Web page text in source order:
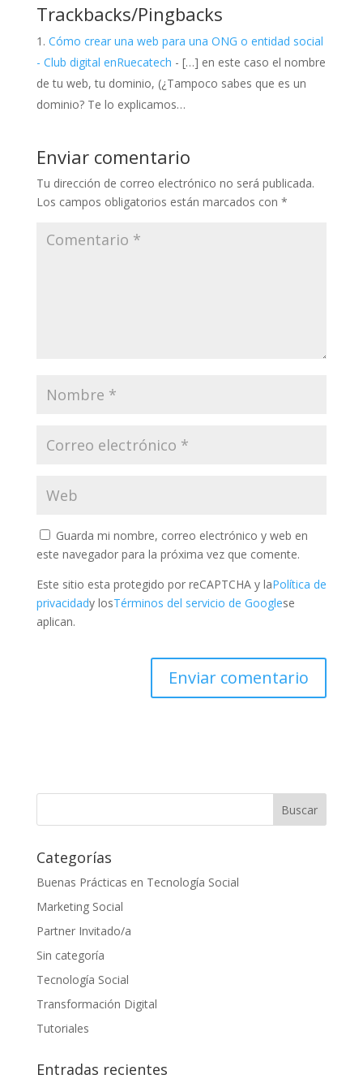
Trackbacks/Pingbacks
Cómo crear una web para una ONG o entidad social
- Club digital enRuecatech - […] en este caso el nombre
de tu web, tu dominio, (¿Tampoco sabes que es un
dominio? Te lo explicamos…
Enviar comentario
Tu dirección de correo electrónico no será publicada.
Los campos obligatorios están marcados con *
Guarda mi nombre, correo electrónico y web en
este navegador para la próxima vez que comente.
Este sitio esta protegido por reCAPTCHA y laPolítica de
privacidady losTérminos del servicio de Googlese
aplican.
Categorías
Buenas Prácticas en Tecnología Social
Marketing Social
Partner Invitado/a
Sin categoría
Tecnología Social
Transformación Digital
Tutoriales
Entradas recientes